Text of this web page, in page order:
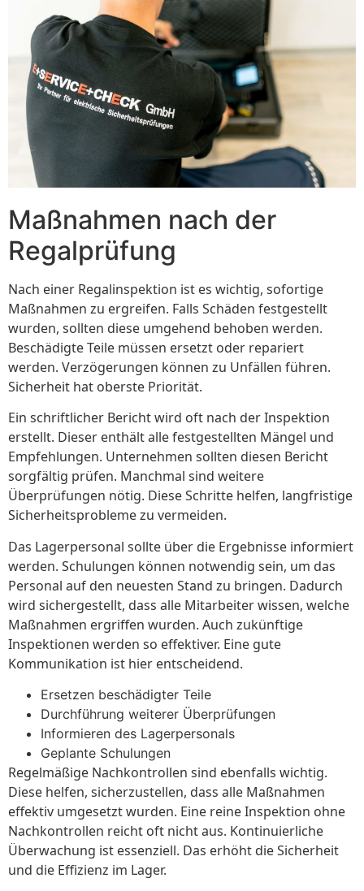
Maßnahmen nach der
Regalprüfung
Nach einer Regalinspektion ist es wichtig, sofortige
Maßnahmen zu ergreifen. Falls Schäden festgestellt
wurden, sollten diese umgehend behoben werden.
Beschädigte Teile müssen ersetzt oder repariert
werden. Verzögerungen können zu Unfällen führen.
Sicherheit hat oberste Priorität.
Ein schriftlicher Bericht wird oft nach der Inspektion
erstellt. Dieser enthält alle festgestellten Mängel und
Empfehlungen. Unternehmen sollten diesen Bericht
sorgfältig prüfen. Manchmal sind weitere
Überprüfungen nötig. Diese Schritte helfen, langfristige
Sicherheitsprobleme zu vermeiden.
Das Lagerpersonal sollte über die Ergebnisse informiert
werden. Schulungen können notwendig sein, um das
Personal auf den neuesten Stand zu bringen. Dadurch
wird sichergestellt, dass alle Mitarbeiter wissen, welche
Maßnahmen ergriffen wurden. Auch zukünftige
Inspektionen werden so effektiver. Eine gute
Kommunikation ist hier entscheidend.
Ersetzen beschädigter Teile
Durchführung weiterer Überprüfungen
Informieren des Lagerpersonals
Geplante Schulungen
Regelmäßige Nachkontrollen sind ebenfalls wichtig.
Diese helfen, sicherzustellen, dass alle Maßnahmen
effektiv umgesetzt wurden. Eine reine Inspektion ohne
Nachkontrollen reicht oft nicht aus. Kontinuierliche
Überwachung ist essenziell. Das erhöht die Sicherheit
und die Effizienz im Lager.